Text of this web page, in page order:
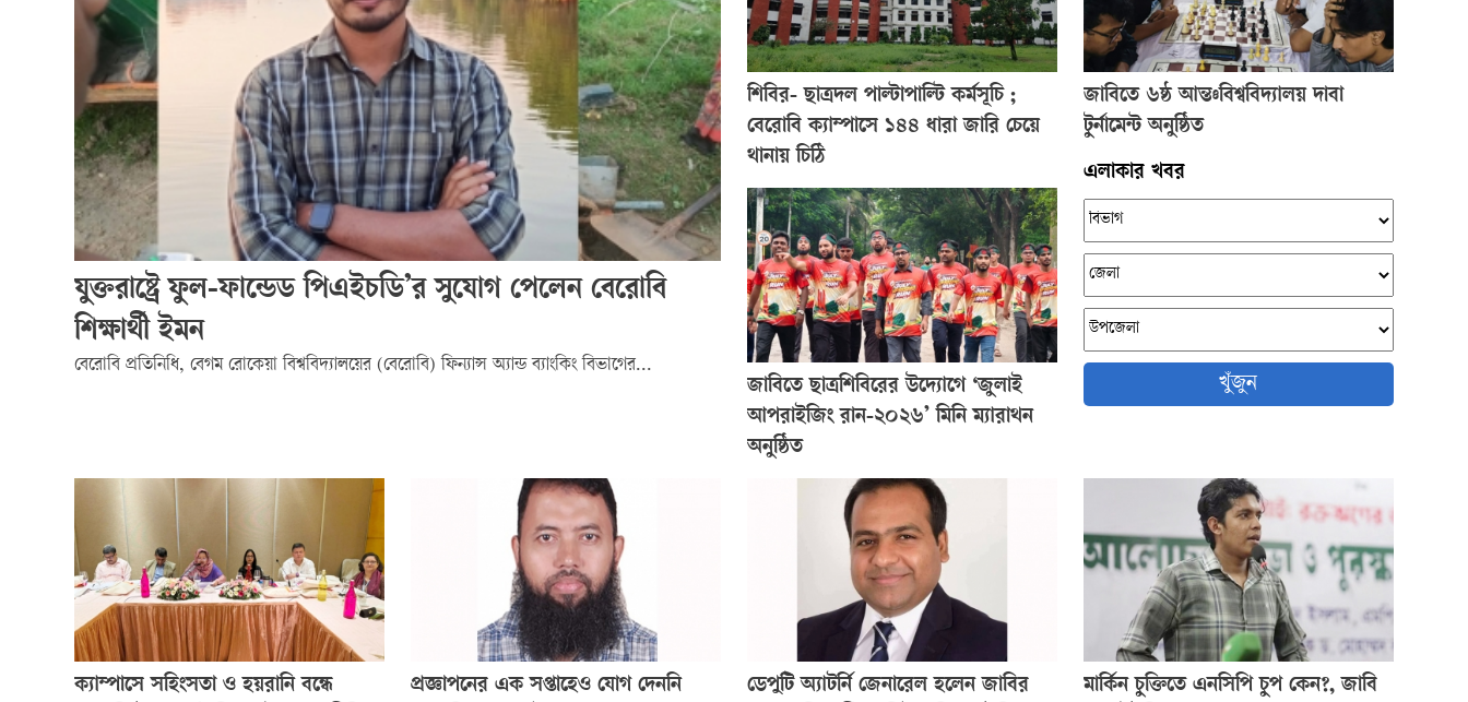
যুক্তরাষ্ট্রে ফুল-ফান্ডেড পিএইচডি’র সুযোগ পেলেন বেরোবি
শিক্ষার্থী ইমন
বেরোবি প্রতিনিধি, বেগম রোকেয়া বিশ্ববিদ্যালয়ের (বেরোবি) ফিন্যান্স অ্যান্ড ব্যাংকিং বিভাগের...
শিবির- ছাত্রদল পাল্টাপাল্টি কর্মসূচি ;
বেরোবি ক্যাম্পাসে ১৪৪ ধারা জারি চেয়ে
থানায় চিঠি
জাবিতে ছাত্রশিবিরের উদ্যোগে ‘জুলাই
আপরাইজিং রান-২০২৬’ মিনি ম্যারাথন
অনুষ্ঠিত
জাবিতে ৬ষ্ঠ আন্তঃবিশ্ববিদ্যালয় দাবা
টুর্নামেন্ট অনুষ্ঠিত
এলাকার খবর
খুঁজুন
ক্যাম্পাসে সহিংসতা ও হয়রানি বন্ধে
প্রজ্ঞাপনের এক সপ্তাহেও যোগ দেননি
ডেপুটি অ্যাটর্নি জেনারেল হলেন জাবির
মার্কিন চুক্তিতে এনসিপি চুপ কেন?, জাবি